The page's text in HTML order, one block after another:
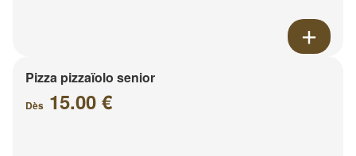
Pizza pizzaïolo senior
Dès 15.00 €